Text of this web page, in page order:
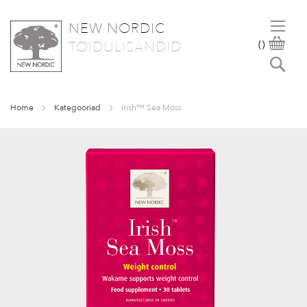
NEW NORDIC
TOIDULISANDID
SKIP
TO
()
Home Kategooriad Irish™ Sea Moss